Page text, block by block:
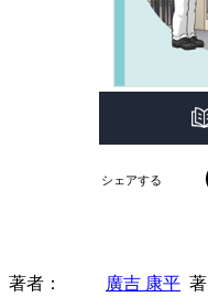
シェアする
著者 廣吉 康平 著